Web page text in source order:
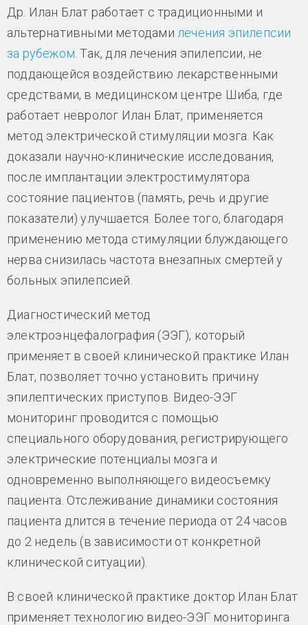
Др. Илан Блат работает с традиционными и
альтернативными методами лечения эпилепсии
за рубежом . Так, для лечения эпилепсии, не
поддающейся воздействию лекарственными
средствами, в медицинском центре Шиба, где
работает невролог Илан Блат, применяется
метод электрической стимуляции мозга. Как
доказали научно-клинические исследования,
после имплантации электростимулятора
состояние пациентов (память, речь и другие
показатели) улучшается. Более того, благодаря
применению метода стимуляции блуждающего
нерва снизилась частота внезапных смертей у
больных эпилепсией.
Диагностический метод
электроэнцефалография (ЭЭГ), который
применяет в своей клинической практике Илан
Блат, позволяет точно установить причину
эпилептических приступов. Видео-ЭЭГ
мониторинг проводится с помощью
специального оборудования, регистрирующего
электрические потенциалы мозга и
одновременно выполняющего видеосъемку
пациента. Отслеживание динамики состояния
пациента длится в течение периода от 24 часов
до 2 недель (в зависимости от конкретной
клинической ситуации).
В своей клинической практике доктор Илан Блат
применяет технологию видео-ЭЭГ мониторинга